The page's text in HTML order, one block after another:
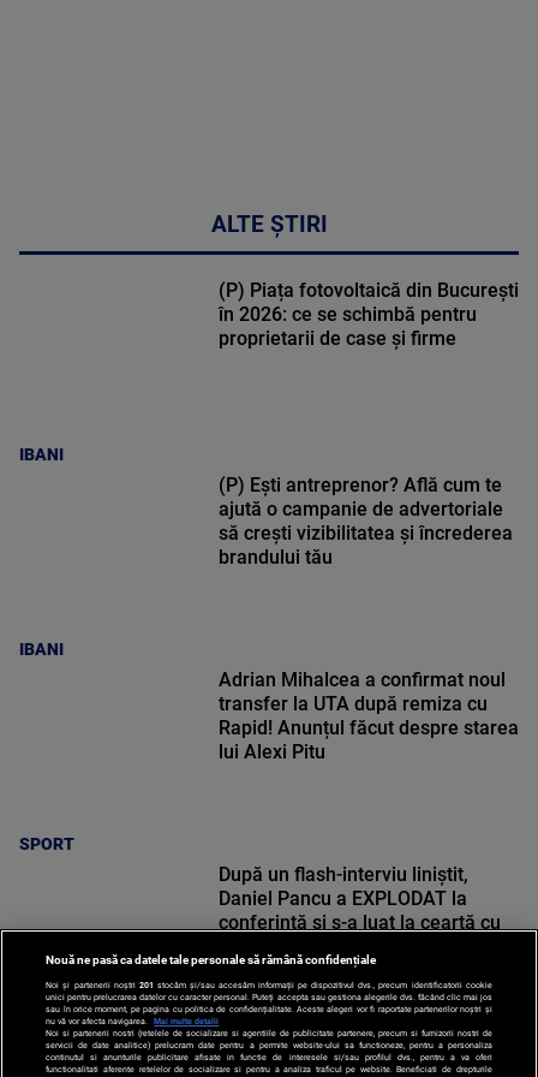
ALTE ȘTIRI
IBANI
(P) Piața fotovoltaică din București
în 2026: ce se schimbă pentru
proprietarii de case și firme
IBANI
(P) Ești antreprenor? Află cum te
ajută o campanie de advertoriale
să crești vizibilitatea și încrederea
brandului tău
SPORT
Adrian Mihalcea a confirmat noul
transfer la UTA după remiza cu
Rapid! Anunțul făcut despre starea
lui Alexi Pitu
SPORT
După un flash-interviu liniștit,
Daniel Pancu a EXPLODAT la
conferință și s-a luat la ceartă cu
strigați”
Nouă ne pasă ca datele tale personale să rămână confidențiale
Noi și partenerii noștri 201 stocăm și/sau accesăm informații pe dispozitivul dvs., precum identificatorii cookie
unici pentru prelucrarea datelor cu caracter personal. Puteți accepta sau gestiona alegerile dvs. făcând clic mai jos
sau în orice moment, pe pagina cu politica de confidențialitate. Aceste alegeri vor fi raportate partenerilor noștri și
nu vă vor afecta navigarea.
Mai multe detalii
Noi si partenerii nostri (retelele de socializare si agentiile de publicitate partenere, precum si furnizorii nostri de
servicii de date analitice) prelucram date pentru a permite website-ului sa functioneze, pentru a personaliza
continutul si anunturile publicitare afisate in functie de interesele si/sau profilul dvs., pentru a va oferi
functionalitati aferente retelelor de socializare si pentru a analiza traficul pe website. Beneficiati de drepturile